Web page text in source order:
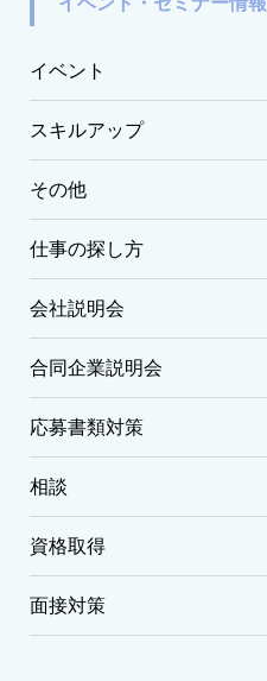
イベント
スキルアップ
その他
仕事の探し方
会社説明会
合同企業説明会
応募書類対策
相談
資格取得
面接対策